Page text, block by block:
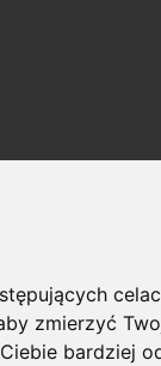
zmierzyć
bardziej